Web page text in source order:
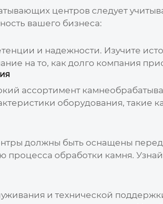
центровследует
вашего бизнеса:
и надежности. Изучите
на то, как долго компания
ассортимент
оборудования, такие
должны быть оснащены
процесса обработки камня.
и технической